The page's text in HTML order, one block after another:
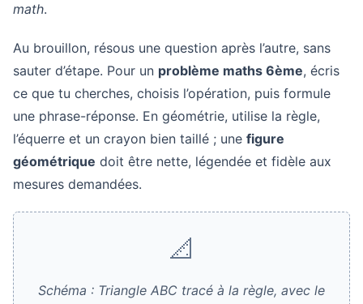
math.
Au brouillon, résous une question après l’autre, sans
sauter d’étape. Pour un problème maths 6ème, écris
ce que tu cherches, choisis l’opération, puis formule
une phrase-réponse. En géométrie, utilise la règle,
l’équerre et un crayon bien taillé ; une figure
géométrique doit être nette, légendée et fidèle aux
mesures demandées.
📐
Schéma : Triangle ABC tracé à la règle, avec le